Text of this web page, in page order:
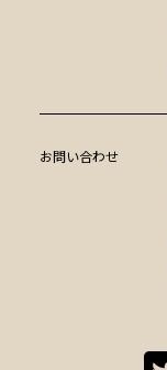
お問い合わせ